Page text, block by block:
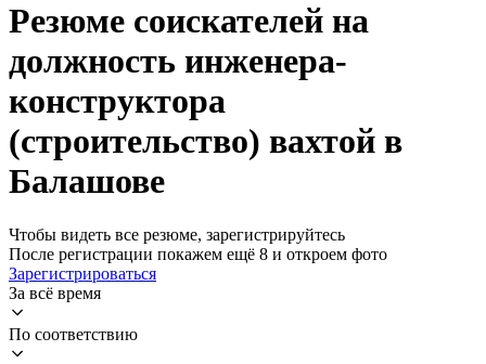
Резюме соискателей на
должность инженера-
конструктора
(строительство) вахтой в
Балашове
Чтобы видеть все резюме, зарегистрируйтесь
После регистрации покажем ещё 8 и откроем фото
Зарегистрироваться
За всё время
По соответствию